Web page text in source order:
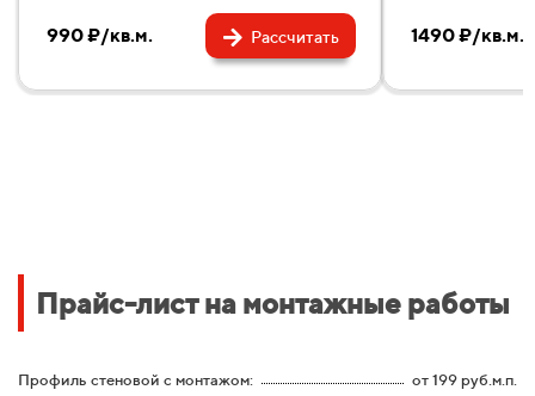
990 ₽/кв.м. Рассчитать 1490 ₽/кв.м.
Прайс-лист на монтажные работы
Профиль стеновой с монтажом:
от 199 руб.м.п.